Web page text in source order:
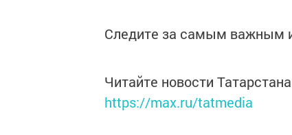
Следите за самым важным
Читайте новости
https://max.ru/tatmedia